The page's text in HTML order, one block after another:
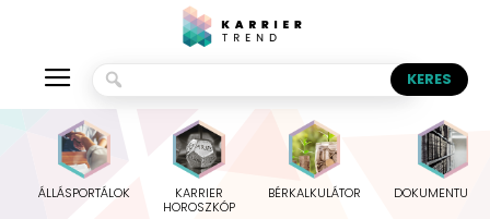
ÁLLÁSPORTÁLOK
KARRIER
HOROSZKÓP
BÉRKALKULÁTOR